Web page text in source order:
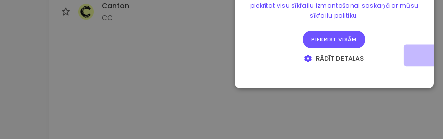
Canton
CC
0.084060000 € +6.10%
piekrītat visu sīkfailu izmantošanai saskaņā ar mūsu
sīkfailu politiku.
PIEKRIST VISĀM
RĀDĪT DETAĻAS